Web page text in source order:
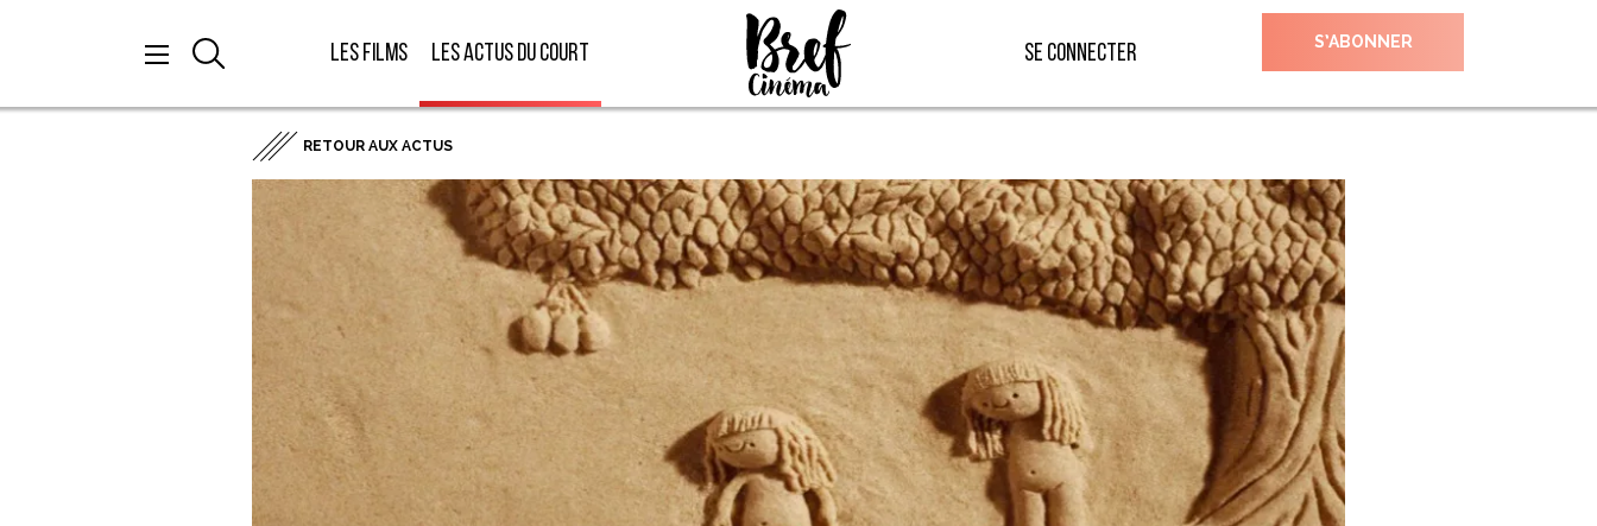
Les films Les actus du court Se connecter S’ABONNER
RETOUR AUX ACTUS